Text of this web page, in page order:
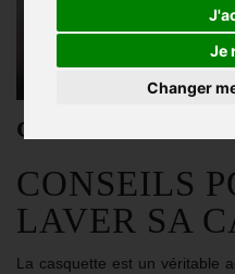
Je
Changer
Comment bien
CONSEILS
LAVER SA
La casquette est un véritable